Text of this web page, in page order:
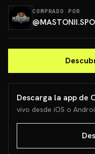
COMPRADO POR
@
Descarga la app de
vivo desde iOS o